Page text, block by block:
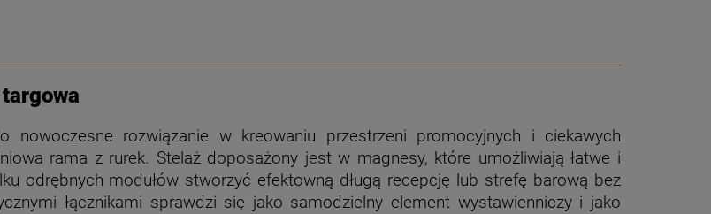
rozwiązanie w kreowaniu przestrzeni promocyjnych i ciekawych
rama z rurek. Stelaż doposażony jest w magnesy, które umożliwiają łatwe i
odrębnych modułów stworzyć efektowną długą recepcję lub strefę barową bez
łącznikami sprawdzi się jako samodzielny element wystawienniczy i jako